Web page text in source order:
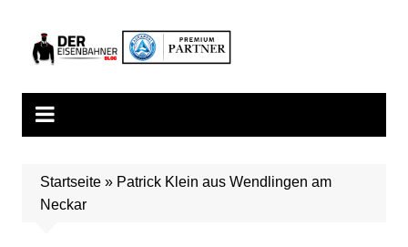
springen
Startseite» Patrick Klein aus Wendlingen am
Neckar